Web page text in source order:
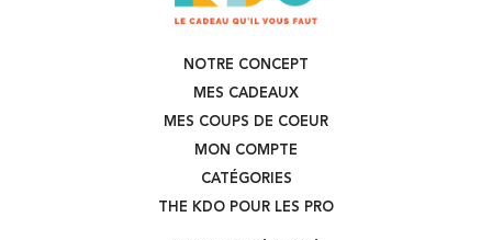
NOTRE CONCEPT
MES CADEAUX
MES COUPS DE COEUR
MON COMPTE
CATÉGORIES
THE KDO POUR LES PRO